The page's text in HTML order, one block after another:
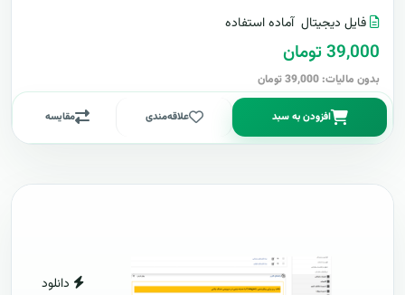
فایل دیجیتال آماده استفاده
39,000 تومان
بدون مالیات: 39,000 تومان
افزودن به سبد علاقه‌مندی مقایسه
دانلود